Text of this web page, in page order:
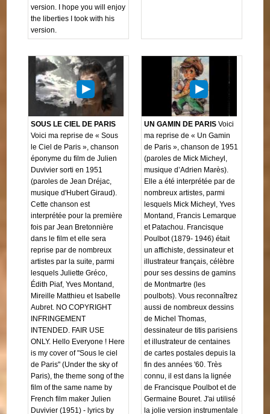
version. I hope you will enjoy
the liberties I took with his
version.
SOUS LE CIEL DE PARIS
Voici ma reprise de « Sous
le Ciel de Paris », chanson
éponyme du film de Julien
Duvivier sorti en 1951
(paroles de Jean Dréjac,
musique d'Hubert Giraud).
Cette chanson est
interprétée pour la première
fois par Jean Bretonnière
dans le film et elle sera
reprise par de nombreux
artistes par la suite, parmi
lesquels Juliette Gréco,
Édith Piaf, Yves Montand,
Mireille Matthieu et Isabelle
Aubret. NO COPYRIGHT
INFRINGEMENT
INTENDED. FAIR USE
ONLY. Hello Everyone ! Here
is my cover of "Sous le ciel
de Paris" (Under the sky of
Paris), the theme song of the
film of the same name by
French film maker Julien
Duvivier (1951) - lyrics by
UN GAMIN DE PARIS Voici
ma reprise de « Un Gamin
de Paris », chanson de 1951
(paroles de Mick Micheyl,
musique d’Adrien Marès).
Elle a été interprétée par de
nombreux artistes, parmi
lesquels Mick Micheyl, Yves
Montand, Francis Lemarque
et Patachou. Francisque
Poulbot (1879- 1946) était
un affichiste, dessinateur et
illustrateur français, célèbre
pour ses dessins de gamins
de Montmartre (les
poulbots). Vous reconnaîtrez
aussi de nombreux dessins
de Michel Thomas,
dessinateur de titis parisiens
et illustrateur de centaines
de cartes postales depuis la
fin des années '60. Très
connu, il est dans la lignée
de Francisque Poulbot et de
Germaine Bouret. J'ai utilisé
la jolie version instrumentale